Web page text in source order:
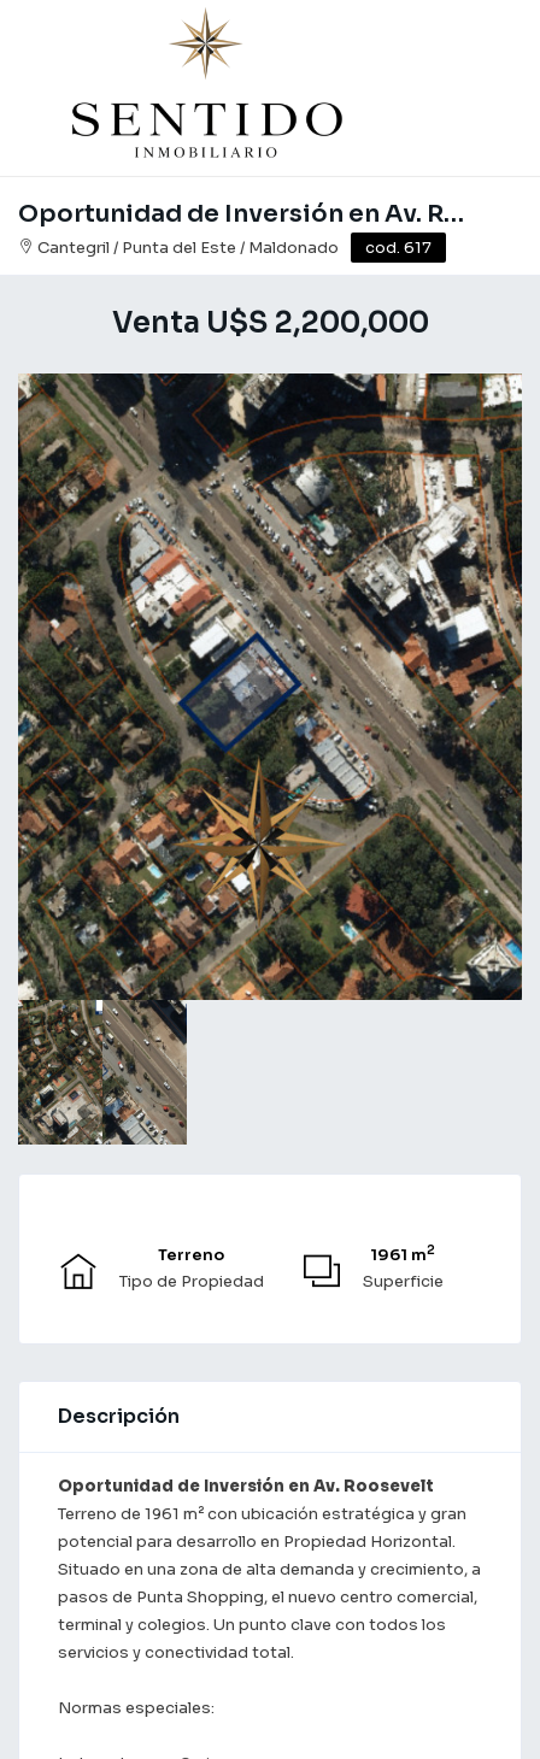
Oportunidad de Inversión en Av. Roosevelt
Cantegril / Punta del Este / Maldonado cod. 617
Venta U$S 2,200,000
Terreno
Tipo de Propiedad
1961 m2
Superficie
Descripción
Oportunidad de Inversión en Av. Roosevelt
Terreno de 1961 m² con ubicación estratégica y gran
potencial para desarrollo en Propiedad Horizontal.
Situado en una zona de alta demanda y crecimiento, a
pasos de Punta Shopping, el nuevo centro comercial,
terminal y colegios. Un punto clave con todos los
servicios y conectividad total.
Normas especiales: